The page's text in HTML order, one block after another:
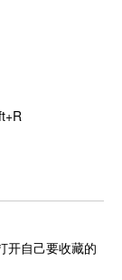
开自己要收藏的